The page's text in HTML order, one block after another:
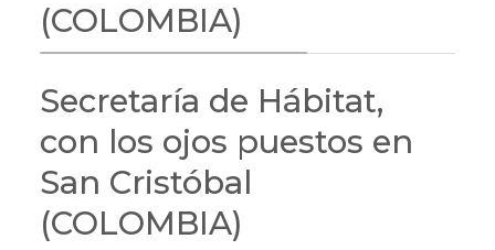
(COLOMBIA)
Secretaría de Hábitat,
con los ojos puestos en
San Cristóbal
(COLOMBIA)